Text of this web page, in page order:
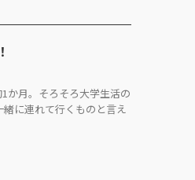
か月。そろそろ大学生活の
に連れて行くものと言え